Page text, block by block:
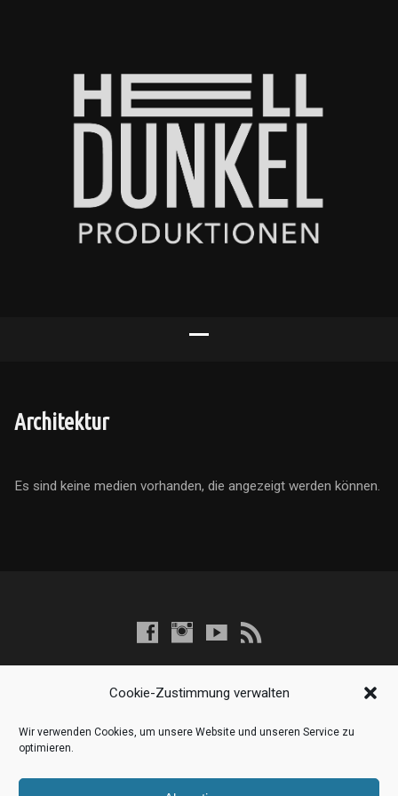
Cookie-Zustimmung verwalten
Wir verwenden Cookies, um unsere Website und unseren Service zu
optimieren.
Architektur
Es sind keine medien vorhanden, die angezeigt werden können.